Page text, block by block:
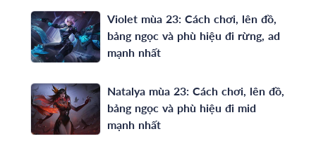
Violet mùa 23: Cách chơi, lên đồ,
bảng ngọc và phù hiệu đi rừng, ad
mạnh nhất
Natalya mùa 23: Cách chơi, lên đồ,
bảng ngọc và phù hiệu đi mid
mạnh nhất